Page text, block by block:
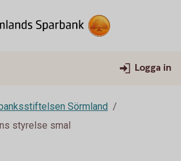
Logga in
Sörmland
styrelse smal